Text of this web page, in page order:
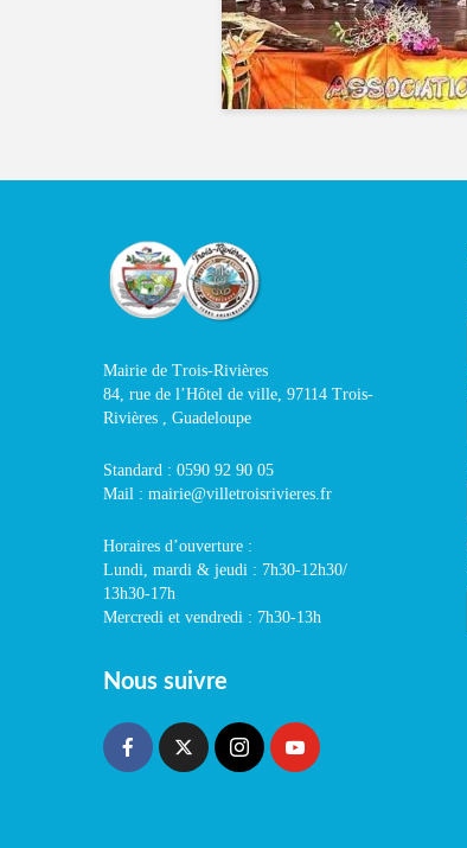
Mairie de Trois-Rivières
84, rue de l’Hôtel de ville, 97114 Trois-
Rivières , Guadeloupe
Standard : 0590 92 90 05
Mail : mairie@villetroisrivieres.fr
Horaires d’ouverture :
Lundi, mardi & jeudi : 7h30-12h30/
13h30-17h
Mercredi et vendredi : 7h30-13h
Nous suivre